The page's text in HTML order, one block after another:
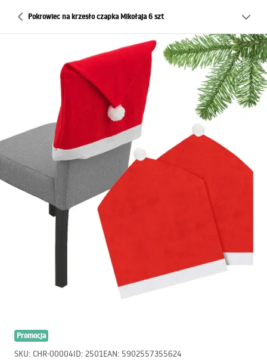
Pokrowiec na krzesło czapka Mikołaja 6 szt
Promocja
SKU: CHR-00004ID: 2501EAN: 5902557355624